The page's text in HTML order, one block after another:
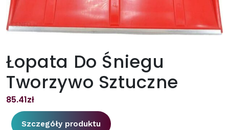
Łopata Do Śniegu
Tworzywo Sztuczne
85.41zł
Szczegóły produktu